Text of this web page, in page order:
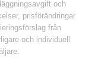
och
prisförändringar
från
och individuell